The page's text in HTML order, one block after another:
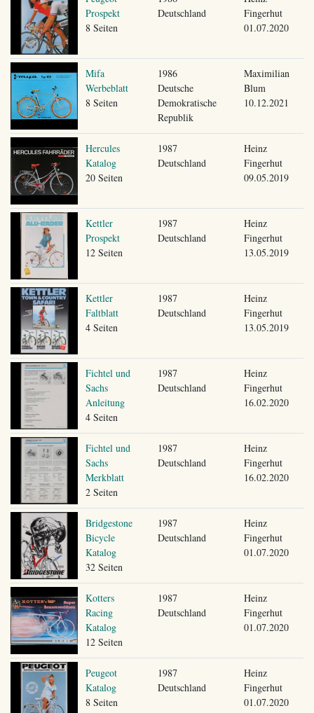
Prospekt
8 Seiten
Deutschland
Fingerhut
01.07.2020
Mifa
Werbeblatt
8 Seiten
1986
Deutsche
Demokratische
Republik
Maximilian
Blum
10.12.2021
Hercules
Katalog
20 Seiten
1987
Deutschland
Heinz
Fingerhut
09.05.2019
Kettler
Prospekt
12 Seiten
1987
Deutschland
Heinz
Fingerhut
13.05.2019
Kettler
Faltblatt
4 Seiten
1987
Deutschland
Heinz
Fingerhut
13.05.2019
Fichtel und
Sachs
Anleitung
4 Seiten
1987
Deutschland
Heinz
Fingerhut
16.02.2020
Fichtel und
Sachs
Merkblatt
2 Seiten
1987
Deutschland
Heinz
Fingerhut
16.02.2020
Bridgestone
Bicycle
Katalog
32 Seiten
1987
Deutschland
Heinz
Fingerhut
01.07.2020
Kotters
Racing
Katalog
12 Seiten
1987
Deutschland
Heinz
Fingerhut
01.07.2020
Peugeot
Katalog
8 Seiten
1987
Deutschland
Heinz
Fingerhut
01.07.2020